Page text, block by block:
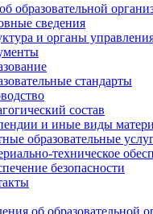
образовательной
сведения
и органы
стандарты
состав
и иные виды
образовательные
техническое
безопасности
об образовательной